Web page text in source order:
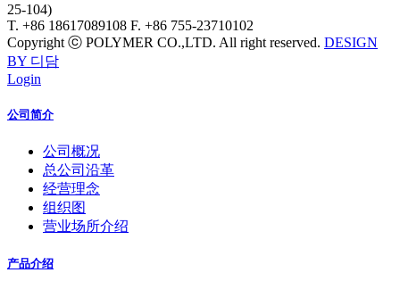
25-104)
T. +86 18617089108 F. +86 755-23710102
Copyright ⓒ POLYMER CO.,LTD. All right reserved. DESIGN
BY 디담
Login
公司简介
公司概况
总公司沿革
经营理念
组织图
营业场所介绍
产品介绍